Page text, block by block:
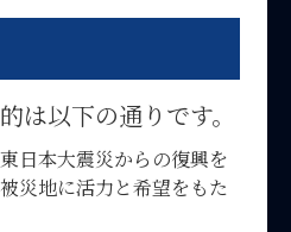
は以下の通りです。
本大震災からの復興を
災地に活力と希望をもた